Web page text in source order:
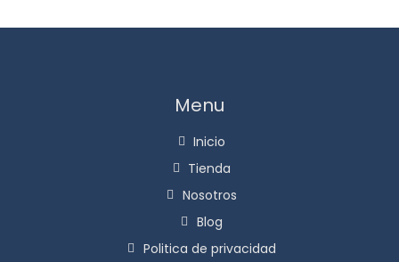
Menu
Inicio
Tienda
Nosotros
Blog
Politica de privacidad